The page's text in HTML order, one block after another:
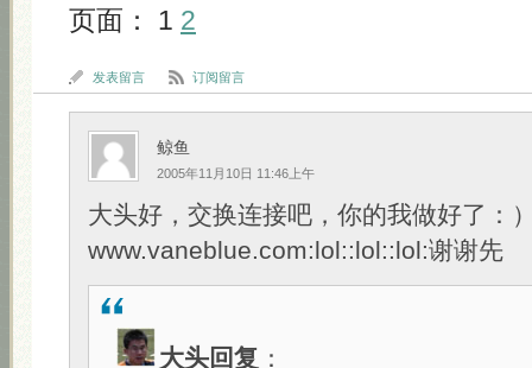
页面： 1 2
发表留言 订阅留言
鲸鱼
2005年11月10日 11:46上午
大头好，交换连接吧，你的我做好了：
www.vaneblue.com:lol::lol::lol:谢谢先
大头回复 ：